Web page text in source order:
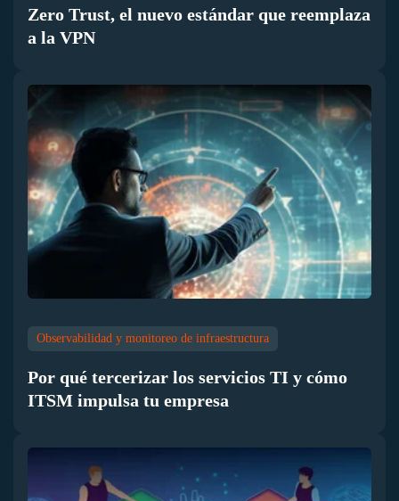
Zero Trust, el nuevo estándar que reemplaza
a la VPN
Observabilidad y monitoreo de infraestructura
Por qué tercerizar los servicios TI y cómo
ITSM impulsa tu empresa